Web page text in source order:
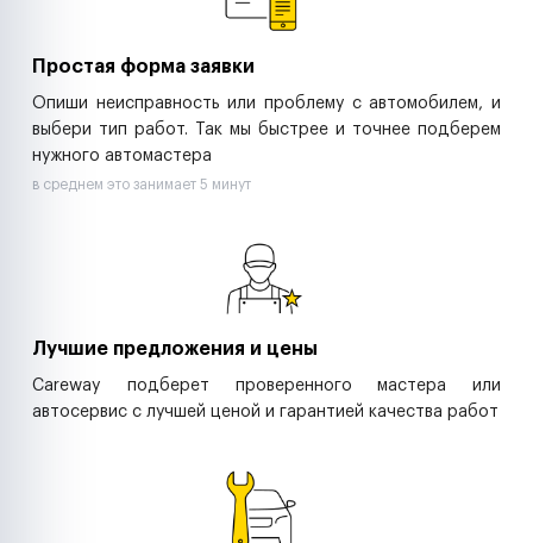
Простая форма заявки
Опиши неисправность или проблему с автомобилем, и
выбери тип работ. Так мы быстрее и точнее подберем
нужного автомастера
в среднем это занимает 5 минут
Лучшие предложения и цены
Careway подберет проверенного мастера или
автосервис с лучшей ценой и гарантией качества работ